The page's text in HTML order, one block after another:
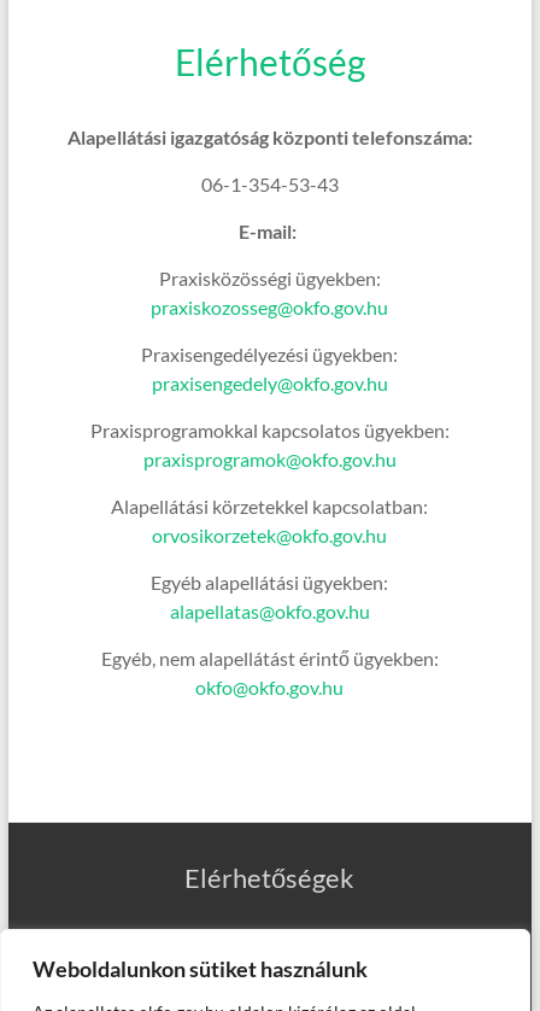
Weboldalunkon sütiket használunk
Elérhetőség
Alapellátási igazgatóság központi telefonszáma:
06-1-354-53-43
E-mail:
Praxisközösségi ügyekben:
praxiskozosseg@okfo.gov.hu
Praxisengedélyezési ügyekben:
praxisengedely@okfo.gov.hu
Praxisprogramokkal kapcsolatos ügyekben:
praxisprogramok@okfo.gov.hu
Alapellátási körzetekkel kapcsolatban:
orvosikorzetek@okfo.gov.hu
Egyéb alapellátási ügyekben:
alapellatas@okfo.gov.hu
Egyéb, nem alapellátást érintő ügyekben:
okfo@okfo.gov.hu
Elérhetőségek